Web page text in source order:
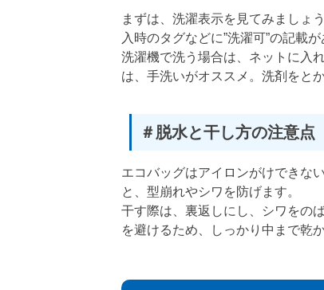
まずは、洗濯表示を見てみましょ
入時のタグなどに”洗濯可”の記載
洗濯機で洗う場合は、ネットに入
は、手洗いがオススメ。洗剤をと
＃脱水と干し方の注意点
エコバッグはアイロンがけできな
と、型崩れやシワを防げます。
干す際は、裏返しにし、シワをの
を避けるため、しっかり中まで乾